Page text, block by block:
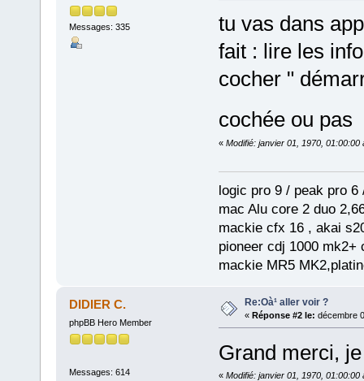
Messages: 335
tu vas dans
fait : lire les
cocher "
cochée ou pas
« Modifié: janvier 01, 1970, 01:00:00
logic pro 9 / peak pro
mac Alu core 2 duo
mackie cfx 16 , akai
pioneer cdj 1000
mackie MR5
DIDIER C.
phpBB Hero Member
Messages: 614
Re:Oà¹ aller voir ?
« Réponse #2 le: décembre
Grand merci,
« Modifié: janvier 01, 1970, 01:00:00